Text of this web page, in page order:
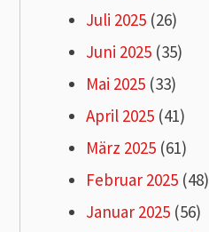
Juli 2025 (26)
Juni 2025 (35)
Mai 2025 (33)
April 2025 (41)
März 2025 (61)
Februar 2025 (48)
Januar 2025 (56)